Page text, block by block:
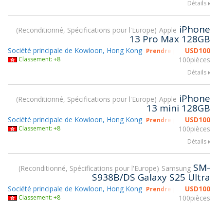
Détails
Reconditionné, Spécifications pour l'Europe Apple iPhone
13 Pro Max 128GB
USD100
100pièces
Société principale de Kowloon, Hong Kong Prendre part à gsmX
Classement: +8
Détails
Reconditionné, Spécifications pour l'Europe Apple iPhone
13 mini 128GB
USD100
100pièces
Société principale de Kowloon, Hong Kong Prendre part à gsmX
Classement: +8
Détails
Reconditionné, Spécifications pour l'Europe Samsung SM-
S938B/DS Galaxy S25 Ultra
USD100
100pièces
Société principale de Kowloon, Hong Kong Prendre part à gsmX
Classement: +8